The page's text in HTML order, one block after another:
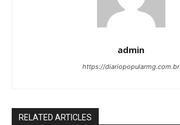
admin
https://diariopopularmg.com.br
RELATED ARTICLES